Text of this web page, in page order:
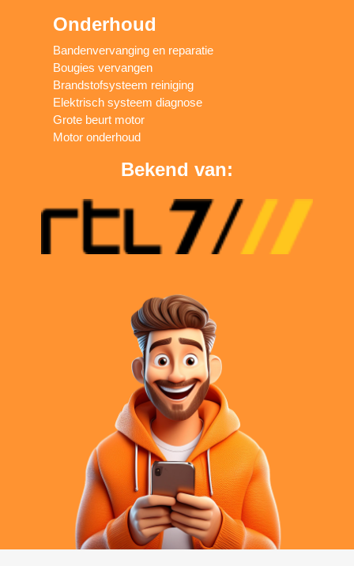
Onderhoud
Bandenvervanging en reparatie
Bougies vervangen
Brandstofsysteem reiniging
Elektrisch systeem diagnose
Grote beurt motor
Motor onderhoud
Bekend van: